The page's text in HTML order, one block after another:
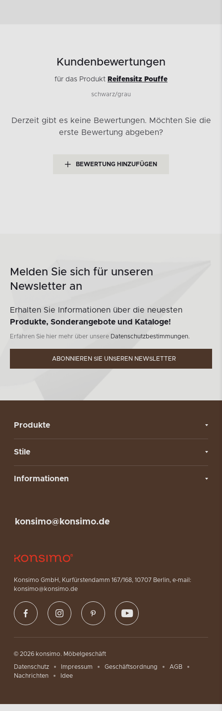
Kundenbewertungen
für das Produkt Reifensitz Pouffe
schwarz/grau
Derzeit gibt es keine Bewertungen. Möchten Sie die
erste Bewertung abgeben?
BEWERTUNG HINZUFÜGEN
Melden Sie sich für unseren
Newsletter an
Erhalten Sie Informationen über die neuesten
Produkte, Sonderangebote und Kataloge!
Erfahren Sie hier mehr über unsere Datenschutzbestimmungen.
ABONNIEREN SIE UNSEREN NEWSLETTER
Produkte
Stile
Informationen
Konsimo GmbH, Kurfürstendamm 167/168, 10707 Berlin, e-mail:
konsimo@konsimo.de
konsimo@konsimo.de
© 2026 konsimo. Möbelgeschäft
Datenschutz Impressum Geschäftsordnung
AGB
Nachrichten
Idee